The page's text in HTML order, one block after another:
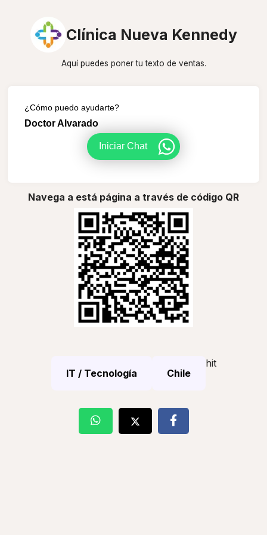
Clínica Nueva Kennedy
Aquí puedes poner tu texto de ventas.
¿Cómo puedo ayudarte?
Doctor Alvarado
Iniciar Chat
Navega a está página a través de código QR
IT / Tecnología Chile
hit